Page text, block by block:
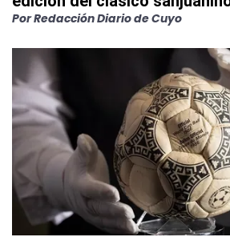
PorRedacción Diario de Cuyo